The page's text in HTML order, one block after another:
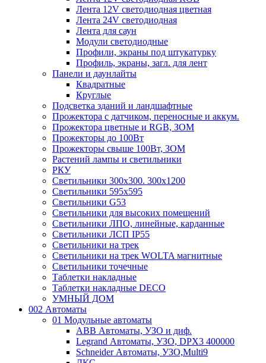
Лента 12V светодиодная цветная
Лента 24V светодиодная
Лента для саун
Модули светодиодные
Профили, экраны под штукатурку
Профиль, экраны, загл. для лент
Панели и даунлайты
Квадратные
Круглые
Подсветка зданий и ландшафтные
Прожектора с датчиком, переносные и аккум.
Прожектора цветные и RGB, ЗОМ
Прожекторы до 100Вт
Прожекторы свыше 100Вт, ЗОМ
Растений лампы и светильники
РКУ
Светильники 300х300. 300х1200
Светильники 595х595
Светильники G53
Светильники для высоких помещений
Светильники ЛПО, линейные, карданные
Светильники ЛСП IP55
Светильники на трек
Светильники на трек WOLTA магнитные
Светильники точечные
Таблетки накладные
Таблетки накладные DECO
УМНЫЙ ДОМ
002 Автоматы
01 Модульные автоматы
ABB Автоматы, УЗО и диф.
Legrand Автоматы, УЗО, DPX3 400000
Schneider Автоматы, УЗО,Multi9